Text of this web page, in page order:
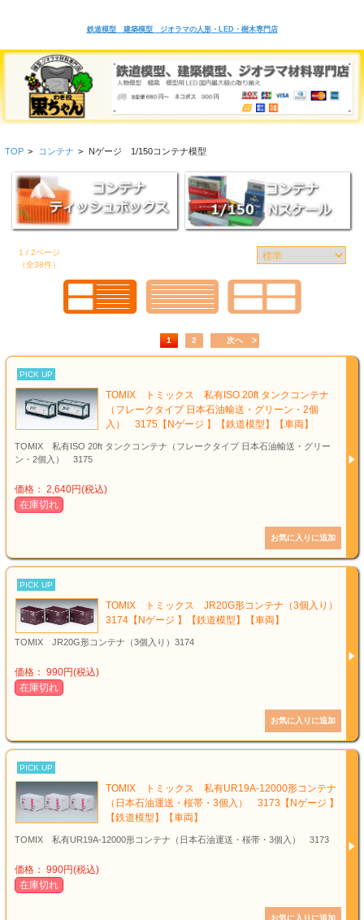
鉄道模型 建築模型 ジオラマの人形・LED・樹木専門店
TOP > コンテナ > Nゲージ 1/150コンテナ模型
1 / 2ページ
（全38件）
1 2 次へ
PICK UP
TOMIX トミックス 私有ISO 20ft タンクコンテナ
（フレークタイプ 日本石油輸送・グリーン・2個
入） 3175【Nゲージ 】【鉄道模型】【車両】
TOMIX 私有ISO 20ft タンクコンテナ（フレークタイプ 日本石油輸送・グリー
ン・2個入） 3175
価格： 2,640円(税込)
在庫切れ
PICK UP
TOMIX トミックス JR20G形コンテナ（3個入り）
3174【Nゲージ 】【鉄道模型】【車両】
TOMIX JR20G形コンテナ（3個入り）3174
価格： 990円(税込)
在庫切れ
PICK UP
TOMIX トミックス 私有UR19A-12000形コンテナ
（日本石油運送・桜帯・3個入） 3173【Nゲージ 】
【鉄道模型】【車両】
TOMIX 私有UR19A-12000形コンテナ（日本石油運送・桜帯・3個入） 3173
価格： 990円(税込)
在庫切れ